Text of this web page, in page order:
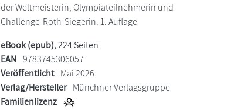
der Weltmeisterin, Olympiateilnehmerin und
Challenge-Roth-Siegerin. 1. Auflage
eBook (epub), 224 Seiten
EAN 9783745306057
Veröffentlicht Mai 2026
Verlag/Hersteller Münchner Verlagsgruppe
Familienlizenz